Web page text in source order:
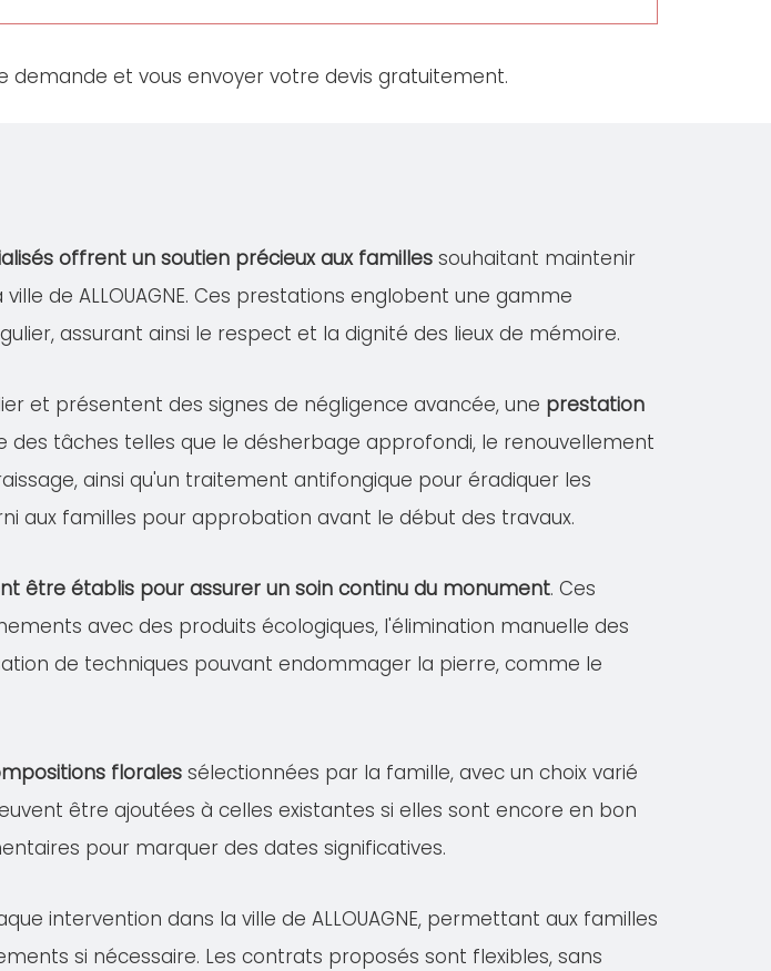
et vous envoyer votre devis gratuitement.
offrent un soutien précieux aux familles souhaitant maintenir
de ALLOUAGNE. Ces prestations englobent une gamme
assurant ainsi le respect et la dignité des lieux de mémoire.
et présentent des signes de négligence avancée, une prestation
des tâches telles que le désherbage approfondi, le renouvellement
ainsi qu'un traitement antifongique pour éradiquer les
aux familles pour approbation avant le début des travaux.
être établis pour assurer un soin continu du monument. Ces
avec des produits écologiques, l'élimination manuelle des
de techniques pouvant endommager la pierre, comme le
florales sélectionnées par la famille, avec un choix varié
être ajoutées à celles existantes si elles sont encore en bon
pour marquer des dates significatives.
intervention dans la ville de ALLOUAGNE, permettant aux familles
si nécessaire. Les contrats proposés sont flexibles, sans